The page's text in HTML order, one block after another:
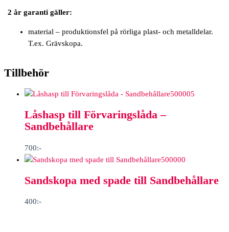
2 år garanti gäller:
material – produktionsfel på rörliga plast- och metalldelar.
T.ex. Grävskopa.
Tillbehör
500005
Låshasp till Förvaringslåda –
Sandbehållare
700:-
500000
Sandskopa med spade till Sandbehållare
400:-